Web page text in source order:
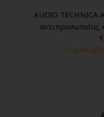
AUDIO TECHNICA
αντιπροσωπείας
Παραλαβή